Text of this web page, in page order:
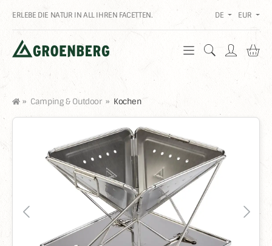
ERLEBE DIE NATUR IN ALL IHREN FACETTEN. DE EUR
» Camping & Outdoor » Kochen